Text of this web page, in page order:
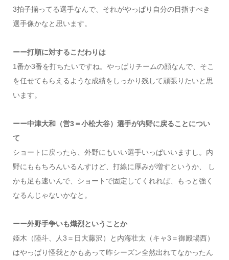
3拍子揃ってる選手なんで、それがやっぱり自分の目指すべき
選手像かなと思います。
ーー打順に対するこだわりは
1番か3番を打ちたいですね。やっぱりチームの顔なんで、そこ
を任せてもらえるような成績をしっかり残して頑張りたいと思
います。
ーー中津大和（営3＝小松大谷）選手が内野に戻ることについ
て
ショートに戻ったら、外野にもいい選手いっぱいいますし。内
野にももちろんいるんすけど、打線に厚みが増すというか、 し
かも足も速いんで、ショートで固定してくれれば、もっと強く
なるんじゃないかなと。
ーー外野手争いも熾烈ということか
姫木（陸斗、人3＝日大藤沢）と内海壮太（キャ3＝御殿場西）
はやっぱり怪我とかもあって昨シーズン全然出れてなかったん